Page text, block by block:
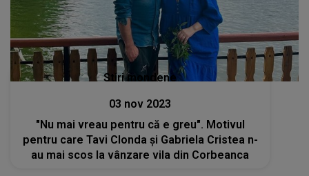
Stiri mondene
03 nov 2023
"Nu mai vreau pentru că e greu". Motivul
pentru care Tavi Clonda și Gabriela Cristea n-
au mai scos la vânzare vila din Corbeanca